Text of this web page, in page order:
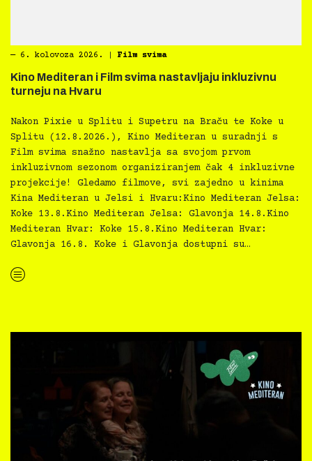
― 6. kolovoza 2026. Film svima
Kino Mediteran i Film svima nastavljaju inkluzivnu
turneju na Hvaru
Nakon Pixie u Splitu i Supetru na Braču te Koke u
Splitu (12.8.2026.), Kino Mediteran u suradnji s
Film svima snažno nastavlja sa svojom prvom
inkluzivnom sezonom organiziranjem čak 4 inkluzivne
projekcije! Gledamo filmove, svi zajedno u kinima
Kina Mediteran u Jelsi i Hvaru:Kino Mediteran Jelsa:
Koke 13.8.Kino Mediteran Jelsa: Glavonja 14.8.Kino
Mediteran Hvar: Koke 15.8.Kino Mediteran Hvar:
Glavonja 16.8. Koke i Glavonja dostupni su…
“Kino Mediteran i Film svima nastavljaju inkluzivnu turneju na Hvaru”